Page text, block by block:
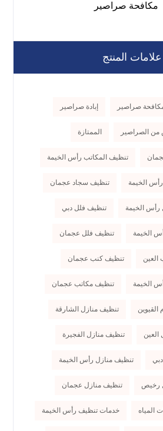
مكافحة صراصير
علامات المنتج
صراصير إبادة صراصير
من الصراصير الممتازة
تنظيف المكاتب رأس الخيمة
رأس الخيمة تنظيف سجاد عجمان
الخيمة تنظيف فلل دبي
الخيمة تنظيف فلل عجمان
تنظيف كنب عجمان
الخيمة تنظيف مكاتب عجمان
تنظيف منازل الشارقة
العين تنظيف منازل الفجيرة
تنظيف منازل رأس الخيمة
رخيص تنظيف منازل عجمان
المياه خدمات تنظيف رأس الخيمة